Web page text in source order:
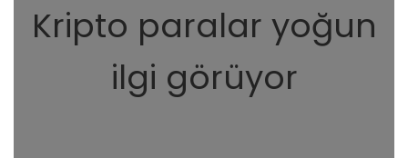
Kripto paralar yoğun
ilgi görüyor